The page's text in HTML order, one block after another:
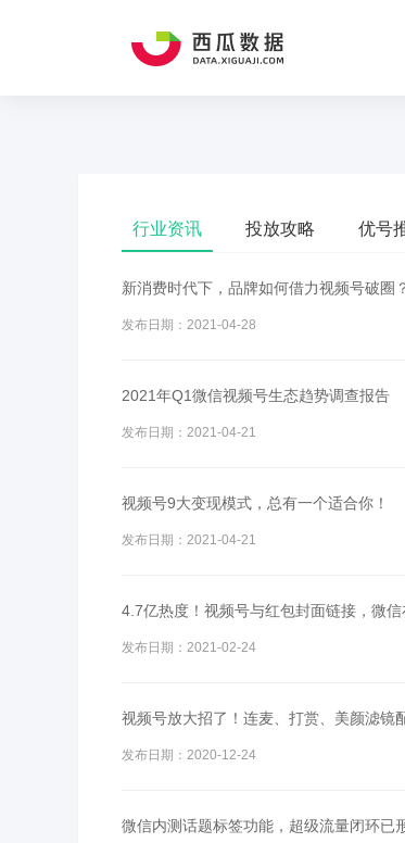
行业资讯 投放攻略 优号
新消费时代下，品牌如何借力视频号破圈
发布日期：2021-04-28
2021年Q1微信视频号生态趋势调查报告
发布日期：2021-04-21
视频号9大变现模式，总有一个适合你！
发布日期：2021-04-21
4.7亿热度！视频号与红包封面链接，微
发布日期：2021-02-24
视频号放大招了！连麦、打赏、美颜滤镜
发布日期：2020-12-24
微信内测话题标签功能，超级流量闭环已